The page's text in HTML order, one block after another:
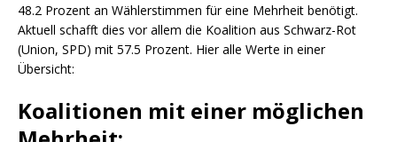
48.2 Prozent an Wählerstimmen für eine Mehrheit benötigt.
Aktuell schafft dies vor allem die Koalition aus Schwarz-Rot
(Union, SPD) mit 57.5 Prozent. Hier alle Werte in einer
Übersicht:
Koalitionen mit einer möglichen